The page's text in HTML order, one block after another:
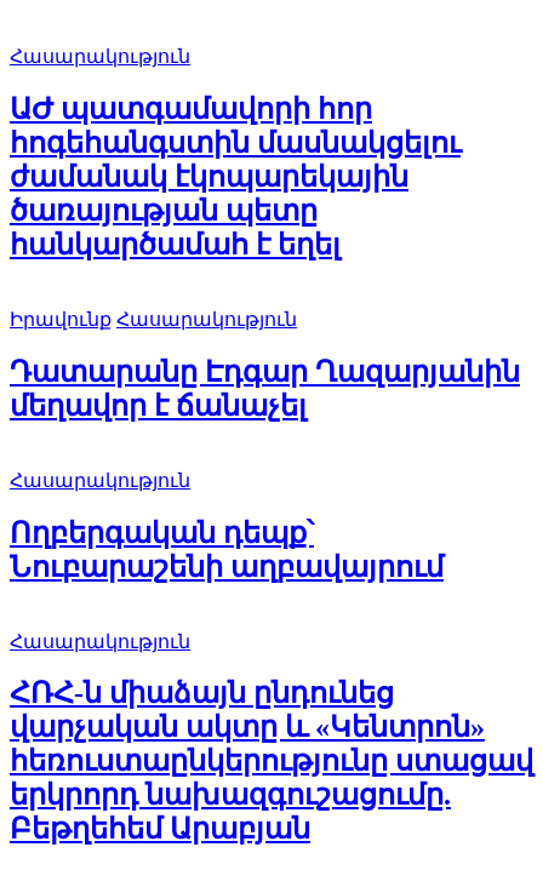
Հասարակություն
ԱԺ պատգամավորի հոր
հոգեհանգստին մասնակցելու
ժամանակ էկոպարեկային
ծառայության պետը
հանկարծամահ է եղել
Իրավունք Հասարակություն
Դատարանը Էդգար Ղազարյանին
մեղավոր է ճանաչել
Հասարակություն
Ողբերգական դեպք՝
Նուբարաշենի աղբավայրում
Հասարակություն
ՀՌՀ-ն միաձայն ընդունեց
վարչական ակտը և «Կենտրոն»
հեռուստաընկերությունը ստացավ
երկրորդ նախազգուշացումը.
Բեթղեհեմ Արաբյան